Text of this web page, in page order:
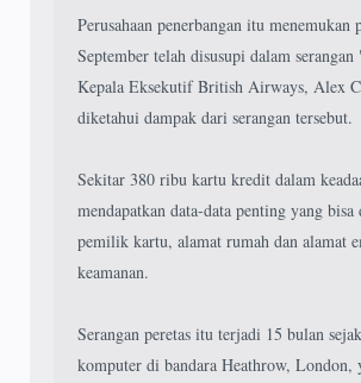
Perusahaan penerbangan itu
September telah disusupi dalam
Kepala Eksekutif British Airways, Alex
diketahui dampak dari serangan tersebut.
Sekitar 380 ribu kartu kredit dalam
mendapatkan data-data penting yang
pemilik kartu, alamat rumah dan alamat
keamanan.
Serangan peretas itu terjadi 15 bulan
komputer di bandara Heathrow, London,